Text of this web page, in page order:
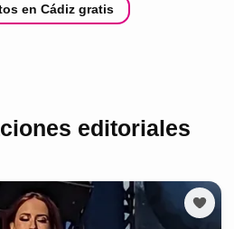
en Cádiz gratis
editoriales